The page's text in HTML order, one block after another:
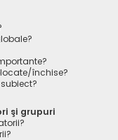
închise?
şi grupuri